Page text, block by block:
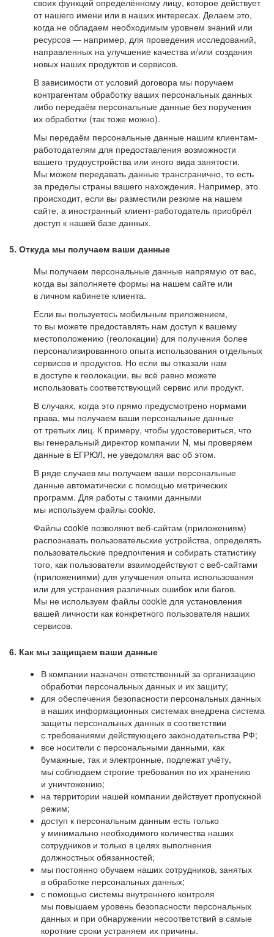
своих функций определённому лицу, которое действует
от нашего имени или в наших интересах. Делаем это,
когда не обладаем необходимым уровнем знаний или
ресурсов — например, для проведения исследований,
направленных на улучшение качества и/или создания
новых наших продуктов и сервисов.
В зависимости от условий договора мы поручаем
контрагентам обработку ваших персональных данных
либо передаём персональные данные без поручения
их обработки (так тоже можно).
Мы передаём персональные данные нашим клиентам-
работодателям для предоставления возможности
вашего трудоустройства или иного вида занятости.
Мы можем передавать данные трансгранично, то есть
за пределы страны вашего нахождения. Например, это
происходит, если вы разместили резюме на нашем
сайте, а иностранный клиент-работодатель приобрёл
доступ к нашей базе данных.
5. Откуда мы получаем ваши данные
Мы получаем персональные данные напрямую от вас,
когда вы заполняете формы на нашем сайте или
в личном кабинете клиента.
Если вы пользуетесь мобильным приложением,
то вы можете предоставлять нам доступ к вашему
местоположению (геолокации) для получения более
персонализированного опыта использования отдельных
сервисов и продуктов. Но если вы отказали нам
в доступе к геолокации, вы всё равно можете
использовать соответствующий сервис или продукт.
В случаях, когда это прямо предусмотрено нормами
права, мы получаем ваши персональные данные
от третьих лиц. К примеру, чтобы удостовериться, что
вы генеральный директор компании N, мы проверяем
данные в ЕГРЮЛ, не уведомляя вас об этом.
В ряде случаев мы получаем ваши персональные
данные автоматически с помощью метрических
программ. Для работы с такими данными
мы используем файлы cookie.
Файлы cookie позволяют веб-сайтам (приложениям)
распознавать пользовательские устройства, определять
пользовательские предпочтения и собирать статистику
того, как пользователи взаимодействуют с веб-сайтами
(приложениями) для улучшения опыта использования
или для устранения различных ошибок или багов.
Мы не используем файлы cookie для установления
вашей личности как конкретного пользователя наших
сервисов.
6. Как мы защищаем ваши данные
В компании назначен ответственный за организацию
обработки персональных данных и их защиту;
для обеспечения безопасности персональных данных
в наших информационных системах внедрена система
защиты персональных данных в соответствии
с требованиями действующего законодательства РФ;
все носители с персональными данными, как
бумажные, так и электронные, подлежат учёту,
мы соблюдаем строгие требования по их хранению
и уничтожению;
на территории нашей компании действует пропускной
режим;
доступ к персональным данным есть только
у минимально необходимого количества наших
сотрудников и только в целях выполнения
должностных обязанностей;
мы постоянно обучаем наших сотрудников, занятых
в обработке персональных данных;
с помощью системы внутреннего контроля
мы повышаем уровень безопасности персональных
данных и при обнаружении несоответствий в самые
короткие сроки устраняем их причины.